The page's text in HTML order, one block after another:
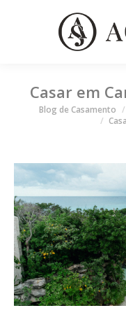
Casar em
Você está aqui
Blog de Casamento